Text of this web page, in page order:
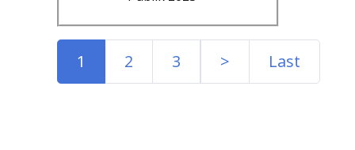
1 2 3 > Last